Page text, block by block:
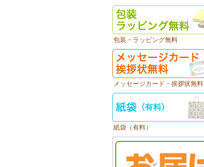
包装・ラッピング無料
メッセージカード・挨拶状無料
紙袋（有料）